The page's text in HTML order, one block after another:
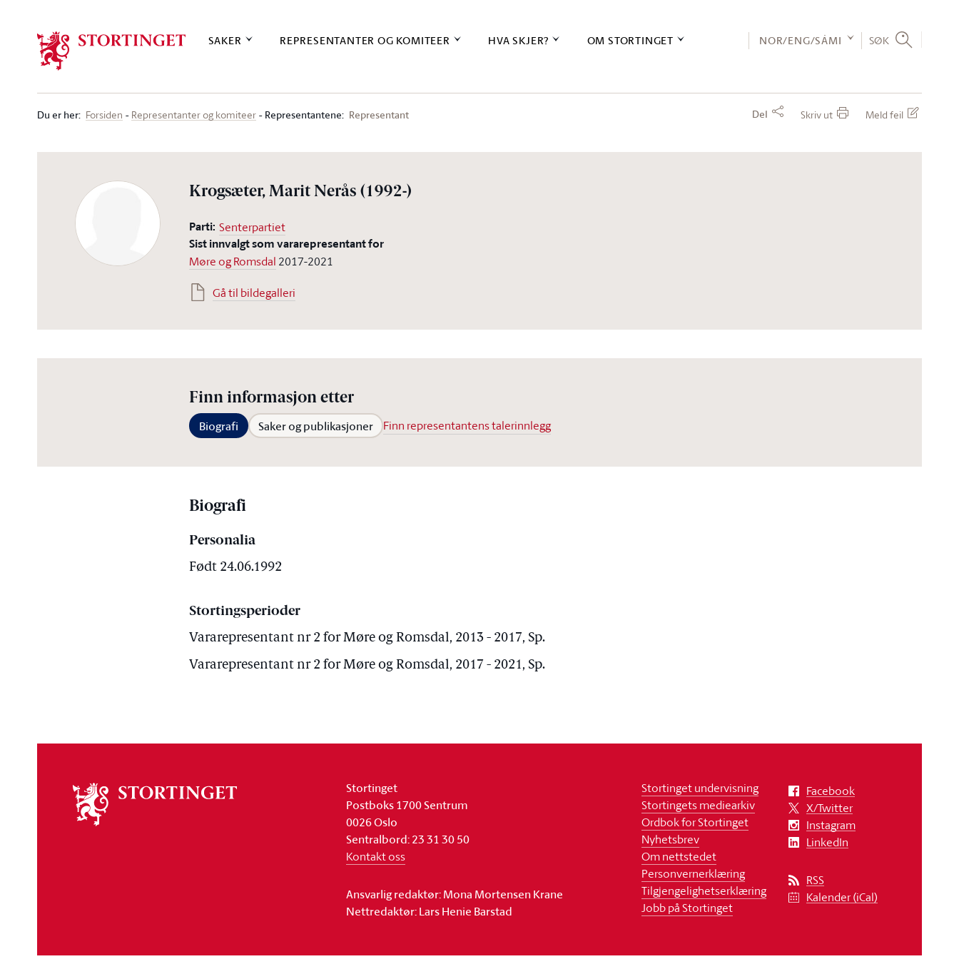
SAKER REPRESENTANTER OG KOMITEER HVA SKJER? OM STORTINGET NOR/ENG/SÁMI SØK
Du er her: Forsiden Representanter og komiteer Representantene: Representant Del Skriv ut Meld feil
Krogsæter, Marit Nerås (1992-)
Parti: Senterpartiet
Sist innvalgt som vararepresentant for
Møre og Romsdal 2017-2021
Gå til bildegalleri
Finn informasjon etter
Biografi Saker og publikasjoner Finn representantens talerinnlegg
Biografi
Personalia
Født 24.06.1992
Stortingsperioder
Vararepresentant nr 2 for Møre og Romsdal, 2013 - 2017, Sp.
Vararepresentant nr 2 for Møre og Romsdal, 2017 - 2021, Sp.
stortinget
Stortinget
Postboks 1700 Sentrum
0026 Oslo
Sentralbord: 23 31 30 50
Kontakt oss
Ansvarlig redaktør: Mona Mortensen Krane
Nettredaktør: Lars Henie Barstad
Stortinget undervisning
Stortingets mediearkiv
Ordbok for Stortinget
Nyhetsbrev
Om nettstedet
Personvernerklæring
Tilgjengelighetserklæring
Jobb på Stortinget
Facebook
X/Twitter
Instagram
LinkedIn
RSS
Kalender (iCal)